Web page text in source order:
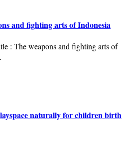
and fighting arts of Indonesia
: The weapons and fighting arts of
naturally for children birth